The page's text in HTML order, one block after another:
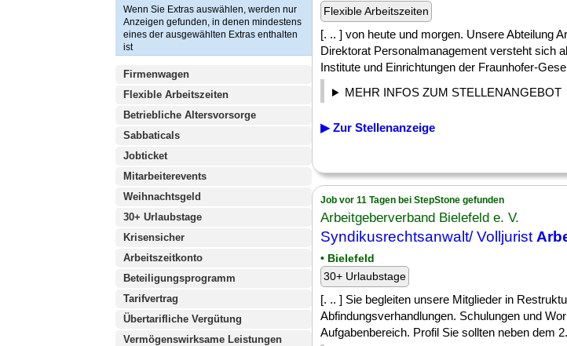
Wenn Sie Extras auswählen, werden nur
Anzeigen gefunden, in denen mindestens
eines der ausgewählten Extras enthalten
ist
Firmenwagen
Flexible Arbeitszeiten
Betriebliche Altersvorsorge
Sabbaticals
Jobticket
Mitarbeiterevents
Weihnachtsgeld
30+ Urlaubstage
Krisensicher
Arbeitszeitkonto
Beteiligungsprogramm
Tarifvertrag
Übertarifliche Vergütung
Vermögenswirksame Leistungen
Flexible Arbeitszeiten
[. .. ] von heute und morgen. Unsere Abteilung
Direktorat Personalmanagement versteht sich
Institute und Einrichtungen der Fraunhofer-
MEHR INFOS ZUM STELLENANGEBOT
▶ Zur Stellenanzeige
Job vor 11 Tagen bei StepStone gefunden
Arbeitgeberverband Bielefeld e. V.
Syndikusrechtsanwalt/ Volljurist
• Bielefeld
30+ Urlaubstage
[. .. ] Sie begleiten unsere Mitglieder in
Abfindungsverhandlungen. Schulungen und
Aufgabenbereich. Profil Sie sollten neben dem